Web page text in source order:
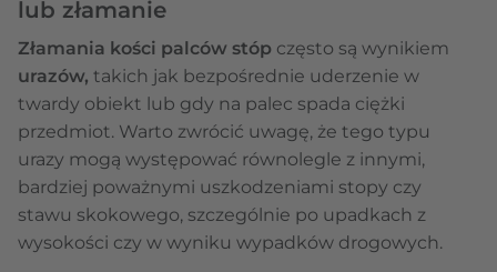
lub złamanie
Złamania kości palców stóp często są wynikiem
urazów, takich jak bezpośrednie uderzenie w
twardy obiekt lub gdy na palec spada ciężki
przedmiot. Warto zwrócić uwagę, że tego typu
urazy mogą występować równolegle z innymi,
bardziej poważnymi uszkodzeniami stopy czy
stawu skokowego, szczególnie po upadkach z
wysokości czy w wyniku wypadków drogowych.